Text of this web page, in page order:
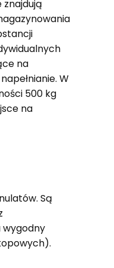
na
W
500 kg
na
Są
wygodny